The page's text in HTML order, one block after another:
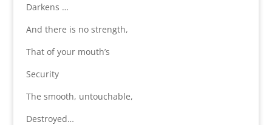
Darkens …
And there is no strength,
That of your mouth’s
Security
The smooth, untouchable,
Destroyed…